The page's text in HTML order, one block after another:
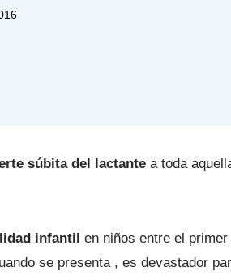
súbita del lactante a toda
infantil en niños entre el
se presenta , es devastador